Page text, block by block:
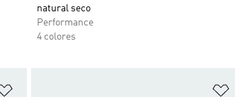
natural seco
Performance
4 colores